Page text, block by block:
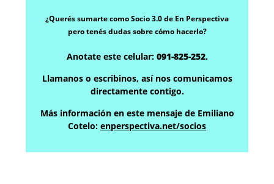
¿Querés sumarte como Socio 3.0 de En Perspectiva
pero tenés dudas sobre cómo hacerlo?
Anotate este celular: 091-825-252.
Llamanos o escribinos, así nos comunicamos
directamente contigo.
Más información en este mensaje de Emiliano
Cotelo: enperspectiva.net/socios